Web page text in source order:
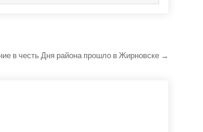
в честь Дня района прошло в Жирновске →